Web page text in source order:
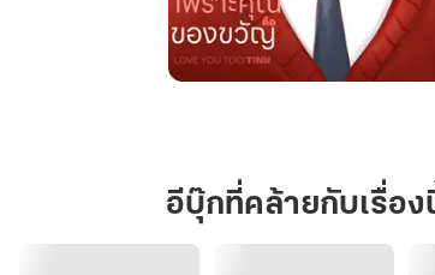
TINN
เพราะ
คุณ
อีบุ๊กที่คล้ายกับเรื่อง